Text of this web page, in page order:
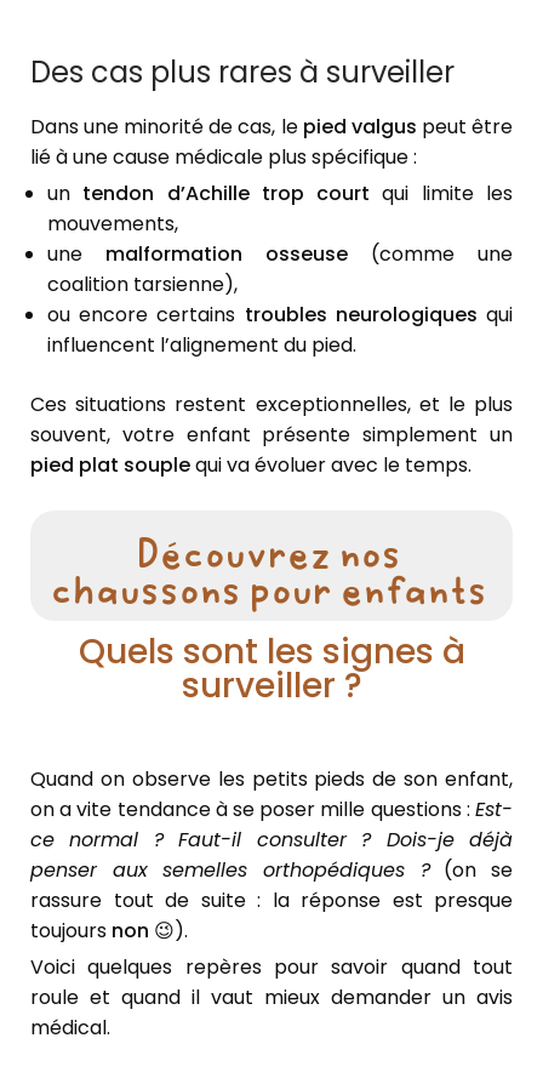
Des cas plus rares à surveiller
Dans une minorité de cas, le pied valgus peut être
lié à une cause médicale plus spécifique :
un tendon d’Achille trop court qui limite les
mouvements,
une malformation osseuse (comme une
coalition tarsienne),
ou encore certains troubles neurologiques qui
influencent l’alignement du pied.
Ces situations restent exceptionnelles, et le plus
souvent, votre enfant présente simplement un
pied plat souplequi va évoluer avec le temps.
Découvrez nos
chaussons pour enfants
Quels sont les signes à
surveiller ?
Quand on observe les petits pieds de son enfant,
on a vite tendance à se poser mille questions : Est-
ce normal ? Faut-il consulter ? Dois-je déjà
penser aux semelles orthopédiques ?(on se
rassure tout de suite : la réponse est presque
toujours non 😉).
Voici quelques repères pour savoir quand tout
roule et quand il vaut mieux demander un avis
médical.